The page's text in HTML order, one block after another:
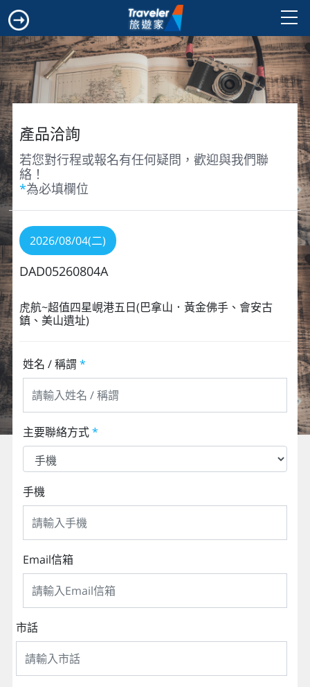
產品洽詢
若您對行程或報名有任何疑問，歡迎與我們聯
絡！
*為必填欄位
2026/08/04(二)
DAD05260804A
虎航~超值四星峴港五日(巴拿山．黃金佛手、會安古
鎮、美山遺址)
姓名 / 稱謂 *
主要聯絡方式*
手機
Email信箱
市話